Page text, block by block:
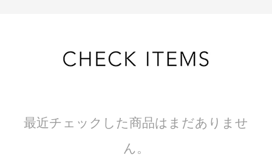
最近チェックした商品はまだありませ
ん。